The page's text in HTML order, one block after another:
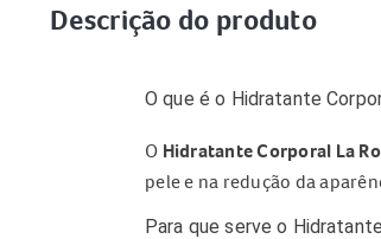
Descrição do produto
O que é o Hidratante
O Hidratante Corporal La
pele e na redução da
Para que serve o